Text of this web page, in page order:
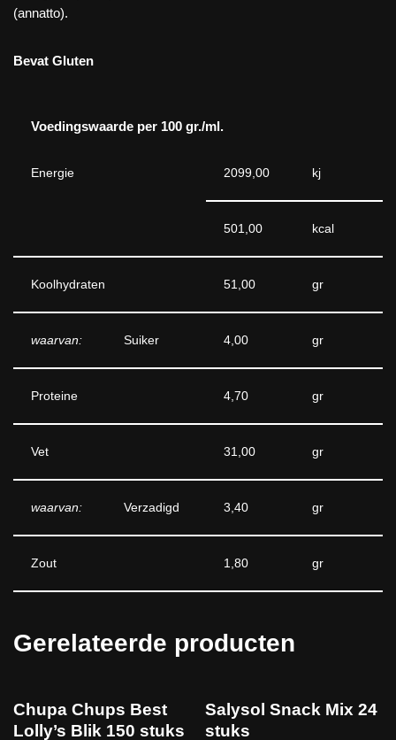
(annatto).
Bevat Gluten
Voedingswaarde per 100 gr./ml.
Energie 2099,00 kj
501,00 kcal
Koolhydraten 51,00 gr
waarvan: Suiker 4,00 gr
Proteine 4,70 gr
Vet 31,00 gr
waarvan: Verzadigd 3,40 gr
Zout 1,80 gr
Gerelateerde producten
Chupa Chups Best
Lolly’s Blik 150 stuks
Salysol Snack Mix 24
stuks